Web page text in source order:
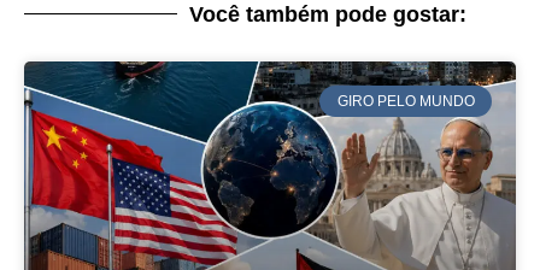
Você também pode gostar:
GIRO PELO MUNDO